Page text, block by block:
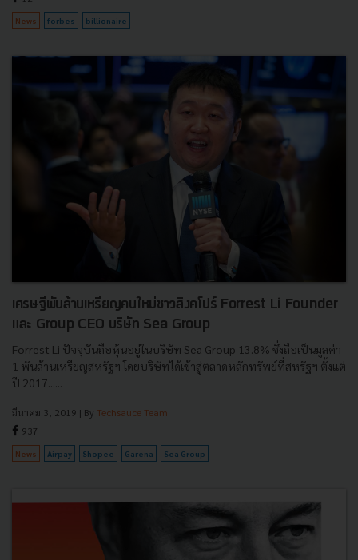
News forbes billionaire
เศรษฐีพันล้านเหรียญคนใหม่ชาวสิงคโปร์ Forrest Li Founder
และ Group CEO บริษัท Sea Group
Forrest Li ปัจจุบันถือหุ้นอยู่ในบริษัท Sea Group 13.8% ซึ่งถือเป็นมูลค่า
1 พันล้านเหรียญสหรัฐฯ โดยบริษัทได้เข้าสู่ตลาดหลักทรัพย์ที่สหรัฐฯ ตั้งแต่
ปี 2017......
มีนาคม 3, 2019 | By Techsauce Team
937
News Airpay Shopee Garena Sea Group